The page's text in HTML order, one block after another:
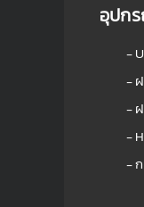
อุปก
-
-
-
-
-